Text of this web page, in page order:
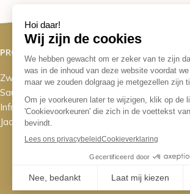
PROJECTEN
Zwembaden
Sauna’s
Infraroodsauna’s
Jacuzzi’s / Spa’s